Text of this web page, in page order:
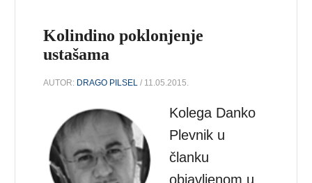
Kolindino poklonjenje
ustašama
AUTOR: DRAGO PILSEL / 11.05.2015.
Kolega Danko
Plevnik u
članku
objavljenom u